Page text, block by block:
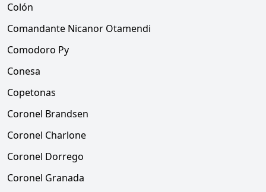
Colón
Comandante Nicanor Otamendi
Comodoro Py
Conesa
Copetonas
Coronel Brandsen
Coronel Charlone
Coronel Dorrego
Coronel Granada